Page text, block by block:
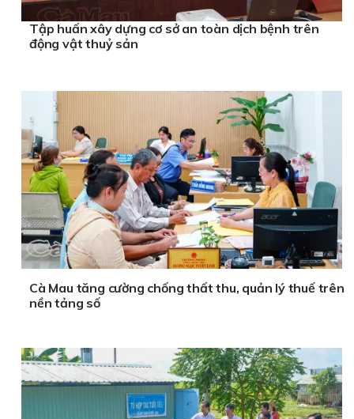
Tập huấn xây dựng cơ sở an toàn dịch bệnh trên
động vật thuỷ sản
Cà Mau tăng cường chống thất thu, quản lý thuế trên
nền tảng số